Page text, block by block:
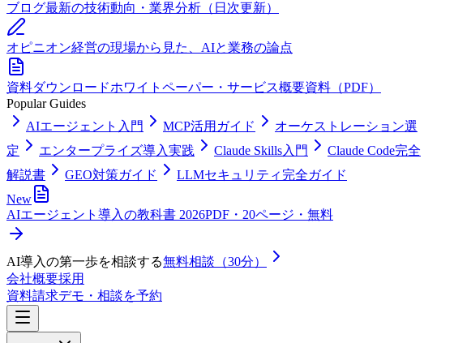
ブログ最新の技術動向・業界分析（日次更新）
オピニオン経営の現場から見た、AIと業務の論点
資料ダウンロードホワイトペーパー・サービス概要資料（PDF）
Popular Guides
AIエージェント入門
MCP活用ガイド
オーケストレーション選
定
エンタープライズ導入実践 Claude Skills入門
Claude Code完全
解説書
GEO対策ガイド
LLMセキュリティ完全ガイド
New
AIエージェント導入の教科書 2026PDF・20ページ・無料
AI導入の第一歩を相談する無料相談（30分）
会社概要採用
資料請求デモ・相談を予約